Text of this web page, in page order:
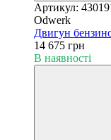
Артикул:
Odwerk
Двигун
14 675 грн
В наявності